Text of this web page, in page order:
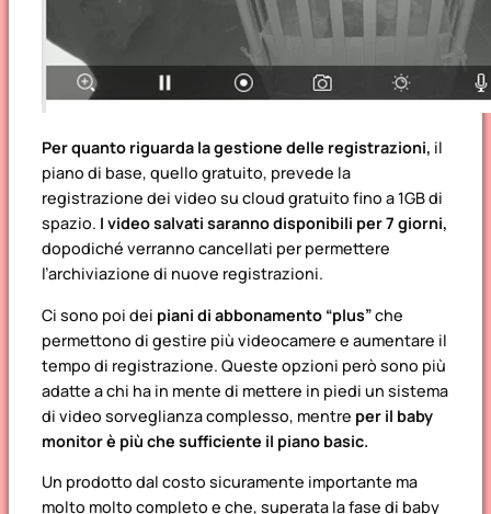
Per quanto riguarda la gestione delle registrazioni, il
piano di base, quello gratuito, prevede la
registrazione dei video su cloud gratuito fino a 1GB di
spazio. I video salvati saranno disponibili per 7 giorni,
dopodiché verranno cancellati per permettere
l’archiviazione di nuove registrazioni.
Ci sono poi dei piani di abbonamento “plus”che
permettono di gestire più videocamere e aumentare il
tempo di registrazione. Queste opzioni però sono più
adatte a chi ha in mente di mettere in piedi un sistema
di video sorveglianza complesso, mentre per il baby
monitor è più che sufficiente il piano basic.
Un prodotto dal costo sicuramente importante ma
molto molto completo e che, superata la fase di baby